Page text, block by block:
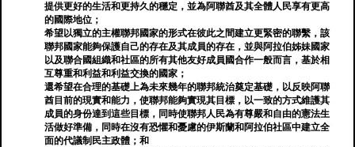
提供更好的生活和更持久的穩定，並為阿聯酋及其全體人民享有更高
的國際地位；
希望以獨立的主權聯邦國家的形式在彼此之間建立更緊密的聯繫，該
聯邦國家能夠保護自己的存在及其成員的存在，並與阿拉伯姊妹國家
以及聯合國組織和社區的所有其他友好成員國合作一般而言，基於相
互尊重和利益和利益交換的國家；
還希望在合理的基礎上為未來幾年的聯邦統治奠定基礎，以反映阿聯
酋目前的現實和能力，使聯邦能夠實現其目標，以一致的方式維護其
成員的身份達到這些目標，同時使聯邦人民為有尊嚴和自由的憲法生
活做好準備，同時在沒有恐懼和憂慮的伊斯蘭和阿拉伯社區中建立全
面的代議制民主政體；和